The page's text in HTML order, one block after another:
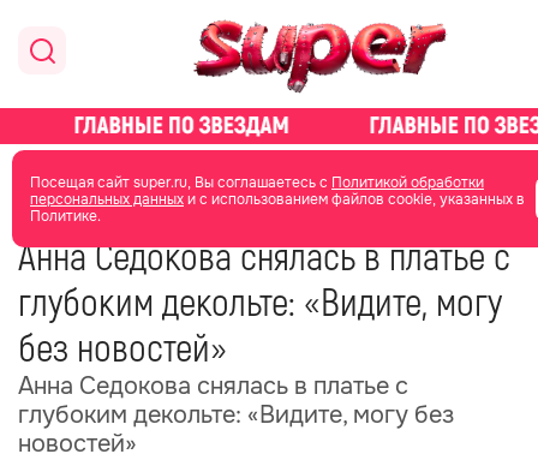
Посещая сайт super.ru, Вы соглашаетесь с Политикой обработки
персональных данныхи с использованием файлов cookie, указанных в
Политике.
главная новости о звездах новости
18 ноября 2025
Анна Седокова снялась в платье с
глубоким декольте: «Видите, могу
без новостей»
Анна Седокова снялась в платье с
глубоким декольте: «Видите, могу без
новостей»